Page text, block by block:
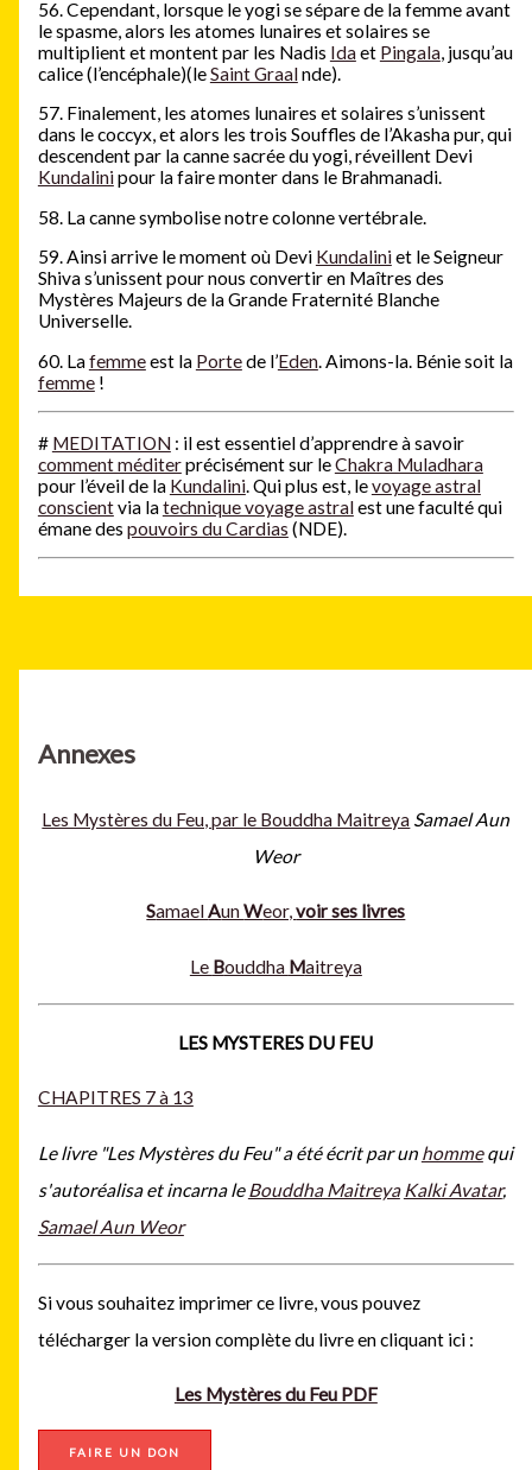
Annexes
Les Mystères du Feu, par le Bouddha Maitreya Samael Aun
Weor
SamaelAunWeor,voir ses livres
Le Bouddha Maitreya
LES MYSTERES DU FEU
CHAPITRES 7 à 13
Le livre "Les Mystères du Feu" a été écrit par un hommequi
s'autoréalisa et incarna leBouddha Maitreya Kalki Avatar,
Samael Aun Weor
Si vous souhaitez imprimer ce livre, vous pouvez
télécharger la version complète du livre en cliquant ici :
Les Mystères du Feu PDF
FAIRE UN DON
56. Cependant, lorsque le yogi se sépare de la femme avant
le spasme, alors les atomes lunaires et solaires se
multiplient et montent par les Nadis Idaet Pingala, jusqu’au
calice (l’encéphale)(leSaint Graalnde).
57. Finalement, les atomes lunaires et solaires s’unissent
dans le coccyx, et alors les trois Souffles de l’Akasha pur, qui
descendent par la canne sacrée du yogi, réveillent Devi
Kundalinipour la faire monter dans le Brahmanadi.
58. La canne symbolise notre colonne vertébrale.
59. Ainsi arrive le moment où Devi Kundaliniet le Seigneur
Shiva s’unissent pour nous convertir en Maîtres des
Mystères Majeurs de la Grande Fraternité Blanche
Universelle.
60. Lafemmeest la Portede l’Eden. Aimons-la. Bénie soit la
femme!
# MEDITATION: il est essentiel d’apprendre à savoir
comment méditerprécisément sur leChakra Muladhara
pour l’éveil de la Kundalini. Qui plus est, levoyage astral
conscientvia latechnique voyage astralest une faculté qui
émane des pouvoirs du Cardias (NDE).